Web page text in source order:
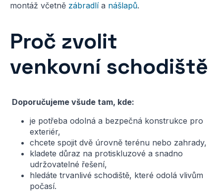
montáž včetně zábradlía nášlapů.
Proč zvolit
venkovní schodiště
Doporučujeme všude tam, kde:
je potřeba odolná a bezpečná konstrukce pro
exteriér,
chcete spojit dvě úrovně terénu nebo zahrady,
kladete důraz na protiskluzové a snadno
udržovatelné řešení,
hledáte trvanlivé schodiště, které odolá vlivům
počasí.